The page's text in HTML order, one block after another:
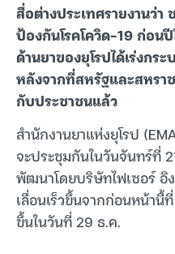
สื่อต่างประเทศรายงานว่า
ป้องกันโรคโควิด-19 ก่อน
ด้านยาของยุโรปได้เร่งกร
หลังจากที่สหรัฐและสหรา
กับประชาชนแล้ว
สำนักงานยาแห่งยุโรป
จะประชุมกันในวันจันทร์ที่
พัฒนาโดยบริษัทไฟเซอร์ อิ
เลื่อนเร็วขึ้นจากก่อนหน้านี้
ขึ้นในวันที่ 29 ธ.ค.